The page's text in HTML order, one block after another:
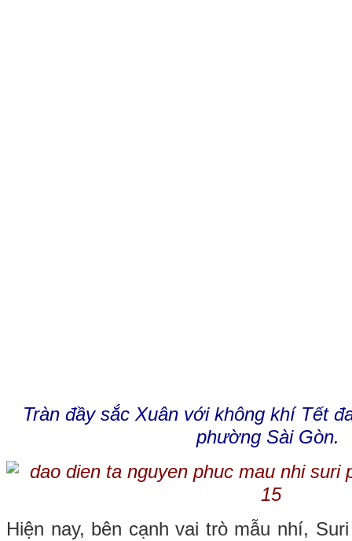
Tràn đầy sắc Xuân với không khí Tết
phường Sài Gòn.
Hiện nay, bên cạnh vai trò mẫu nhí,